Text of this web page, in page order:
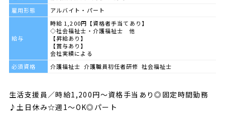
雇用形態
アルバイト・パート
給与
時給 1,200円【資格者手当てあり】
◇社会福祉士・介護福祉士 他
【昇給あり】
【賞与あり】
会社実績による
必須資格
介護福祉士 介護職員初任者研修 社会福祉士
生活支援員／時給1,200円～資格手当あり◎固定時間勤務
♪土日休み☆週1～OK◎パート